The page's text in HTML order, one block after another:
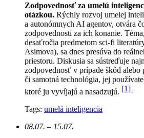
Zodpovednosť za umelú
otázkou. Rýchly rozvoj umelej
a autonómnych AI agentov, otvára
zodpovednosti za ich konanie.
desaťročia predmetom sci-fi
Asimova), sa dnes presúva do
priestoru. Diskusia sa sústreďuje
zodpovednosť v prípade škôd alebo
či samotná technológia, jej
ktoré ju vyvíjajú a nasadzujú. [1]
Tags: umelá inteligencia
08.07. – 15.07.